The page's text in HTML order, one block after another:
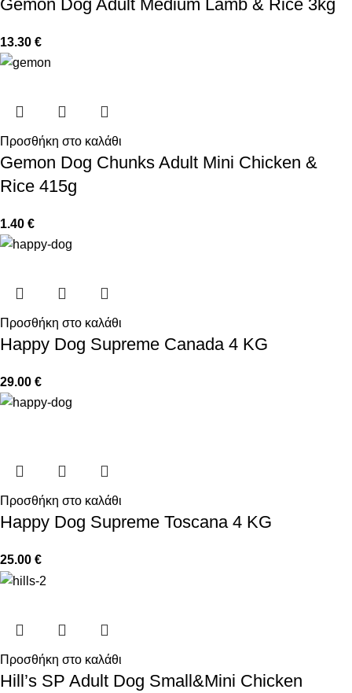
Gemon Dog Adult Medium Lamb & Rice 3kg
13.30 €
Προσθήκη στο καλάθι
Gemon Dog Chunks Adult Mini Chicken &
Rice 415g
1.40 €
Προσθήκη στο καλάθι
Happy Dog Supreme Canada 4 KG
29.00 €
Προσθήκη στο καλάθι
Happy Dog Supreme Toscana 4 KG
25.00 €
Προσθήκη στο καλάθι
Hill’s SP Adult Dog Small&Mini Chicken